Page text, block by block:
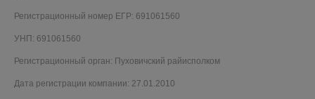
Регистрационный номер ЕГР: 691061560
УНП: 691061560
Регистрационный орган: Пуховичский райисполком
Дата регистрации компании: 27.01.2010